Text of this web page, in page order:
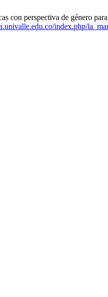
perspectiva de género
index.php/